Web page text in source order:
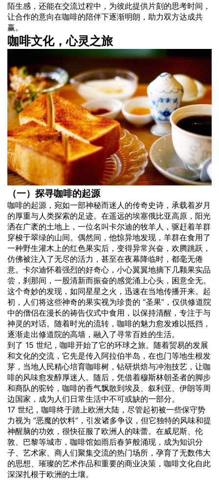
陌生感，还能在交流过程中，为彼此提供片刻的思考时间，
让合作的意向在咖啡的陪伴下逐渐明朗，助力双方达成共
赢。
咖啡文化，心灵之旅
（一）探寻咖啡的起源
咖啡的起源，宛如一部神秘而迷人的传奇史诗，承载着岁月
的厚重与人类探索的足迹。在遥远的埃塞俄比亚高原，阳光
洒在广袤的土地上，一位名叫卡尔迪的牧羊人，驱赶着羊群
穿梭于翠绿的山间。偶然间，他惊异地发现，羊群在食用了
一种野生灌木上的红色果实后，变得异常兴奋，欢腾跳跃，
仿佛被注入了无尽的活力，甚至在夜幕降临时，都毫无倦
意。卡尔迪怀着强烈的好奇心，小心翼翼地摘下几颗果实品
尝，刹那间，一股清新而振奋的感觉涌上心头，困意全无。
这个奇妙的发现，如同星星之火，迅速在当地传播开来。起
初，人们将这些神奇的果实视为珍贵的 “圣果”，仅供修道院
中的僧侣在漫长的祷告仪式中食用，以保持清醒，专注于与
神灵的对话。随着时光的流转，咖啡的魅力愈发难以抵挡，
逐渐走出修道院的高墙，融入了寻常百姓的生活。
到了 15 世纪，咖啡开始了它的环球之旅。随着贸易的发展
和文化的交流，它先是传入阿拉伯半岛，在也门等地生根发
芽，当地人民精心培育咖啡树，钻研烘焙与冲泡技艺，让咖
啡的风味愈发醇厚迷人。随后，凭借着穆斯林朝圣者的脚步
和商队的驼铃，咖啡的香气飘散到埃及、叙利亚、伊朗等周
边国家，成为人们日常生活中不可或缺的一部分。
17 世纪，咖啡终于踏上欧洲大陆，尽管起初被一些保守势
力视为 “恶魔的饮料”，引发诸多争议，但它独特的风味和提
神醒脑的功效，很快征服了欧洲人的味蕾。在威尼斯、伦
敦、巴黎等城市，咖啡馆如雨后春笋般涌现，成为知识分
子、艺术家、商人们聚集交流的热门场所，孕育了无数伟大
的思想、璀璨的艺术作品和重要的商业决策，咖啡文化自此
深深扎根于欧洲的土壤。